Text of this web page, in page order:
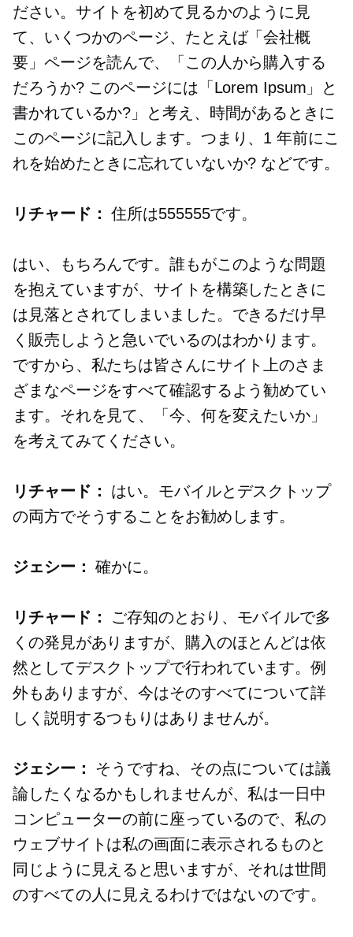
ださい。サイトを初めて見るかのように見
て、いくつかのページ、たとえば「会社概
要」ページを読んで、「この人から購入する
だろうか? このページには「Lorem Ipsum」と
書かれているか?」と考え、時間があるときに
このページに記入します。つまり、1 年前にこ
れを始めたときに忘れていないか? などです。
リチャード： 住所は555555です。
はい、もちろんです。誰もがこのような問題
を抱えていますが、サイトを構築したときに
は見落とされてしまいました。できるだけ早
く販売しようと急いでいるのはわかります。
ですから、私たちは皆さんにサイト上のさま
ざまなページをすべて確認するよう勧めてい
ます。それを見て、「今、何を変えたいか」
を考えてみてください。
リチャード：
はい。モバイルとデスクトップ
の両方でそうすることをお勧めします。
ジェシー： 確かに。
リチャード：
ご存知のとおり、モバイルで多
くの発見がありますが、購入のほとんどは依
然としてデスクトップで行われています。例
外もありますが、今はそのすべてについて詳
しく説明するつもりはありませんが。
ジェシー：
そうですね、その点については議
論したくなるかもしれませんが、私は一日中
コンピューターの前に座っているので、私の
ウェブサイトは私の画面に表示されるものと
同じように見えると思いますが、それは世間
のすべての人に見えるわけではないのです。